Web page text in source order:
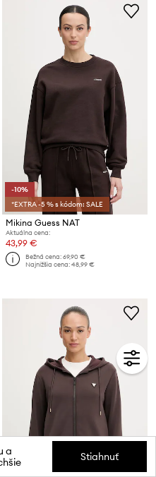
-10%
*EXTRA -5 % s kódom: SALE
Mikina Guess NAT
Aktuálna cena:
43,99 €
Bežná cena:69,90 €
Najnižšia cena:48,99 €
a
Stiahnuť